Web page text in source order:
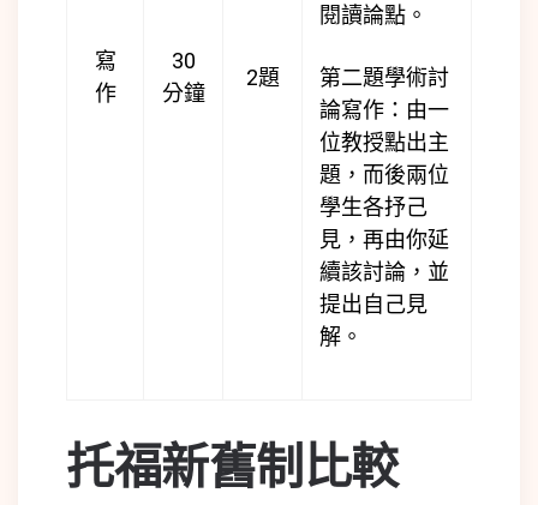
寫
作
30
分鐘
2題
閱讀論點。
第二題學術討
論寫作：由一
位教授點出主
題，而後兩位
學生各抒己
見，再由你延
續該討論，並
提出自己見
解。
托福新舊制比較